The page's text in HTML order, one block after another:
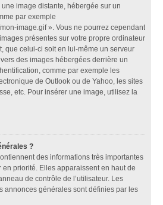
image distante, hébergée sur un
par exemple
image.gif ». Vous ne pourrez cependant
présentes sur votre propre ordinateur
que celui-ci soit en lui-même un serveur
des images hébergées derrière un
comme par exemple les
de Outlook ou de Yahoo, les sites
etc. Pour insérer une image, utilisez la
?
des informations très importantes
priorité. Elles apparaissent en haut de
de contrôle de l’utilisateur. Les
annonces générales sont définies par les